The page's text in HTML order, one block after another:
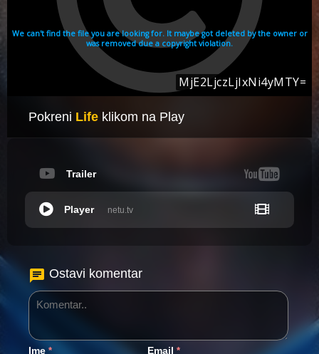
Pokreni Life klikom na Play
Trailer
netu.tv
Player
Ostavi komentar
Ime * Email *